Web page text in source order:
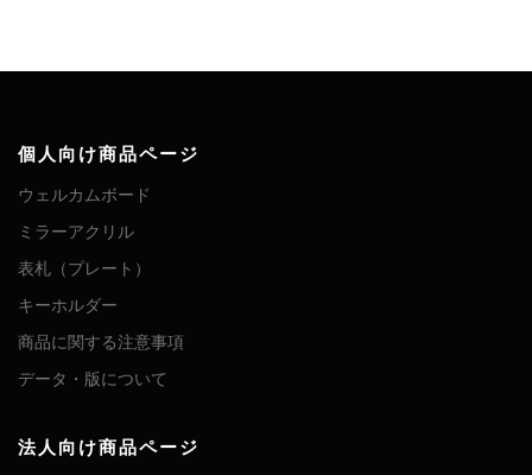
個人向け商品ページ
ウェルカムボード
ミラーアクリル
表札（プレート）
キーホルダー
商品に関する注意事項
データ・版について
法人向け商品ページ